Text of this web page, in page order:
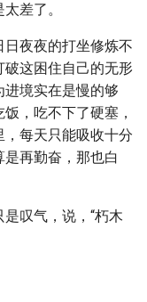
差了。
夜夜的打坐修炼不
这困住自己的无形
境实在是慢的够
，吃不下了硬塞，
每天只能吸收十分
再勤奋，那也白
叹气，说，“朽木